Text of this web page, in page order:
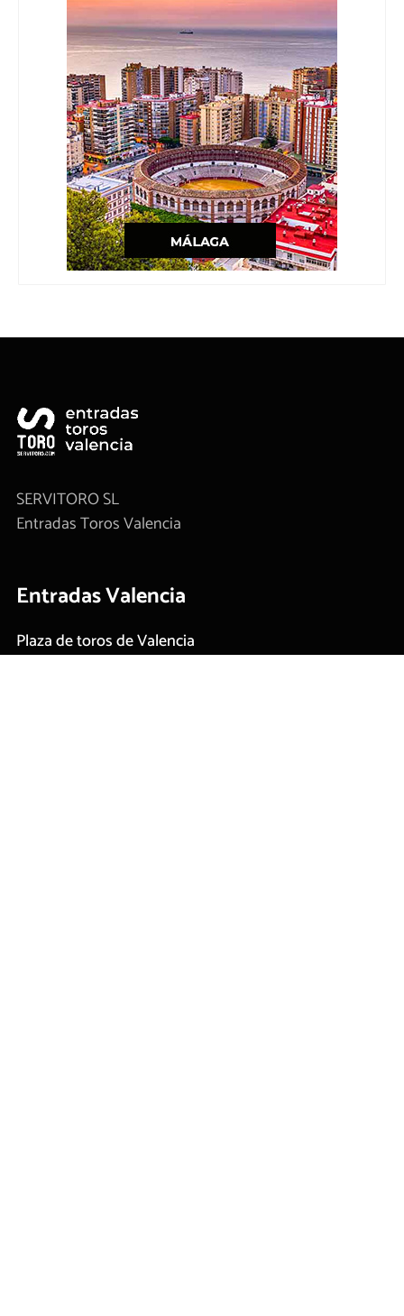
SERVITORO SL
Entradas Toros Valencia
Entradas Valencia
Plaza de toros de Valencia